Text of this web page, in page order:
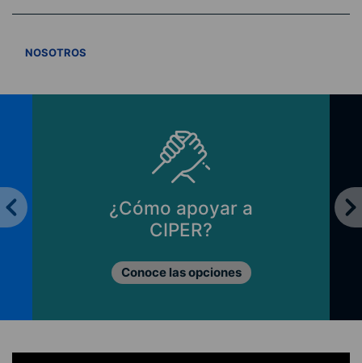
NOSOTROS
¿Cómo apoyar a
CIPER?
Conoce las opciones